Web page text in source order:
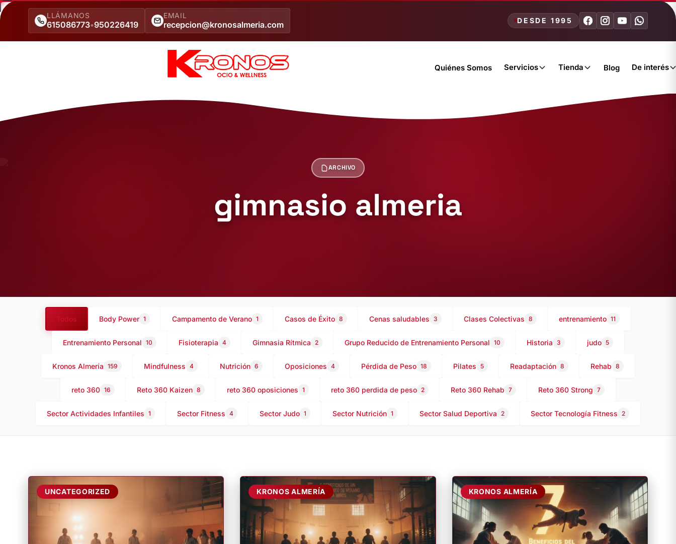
LLÁMANOS
615086773•950226419
EMAIL
recepcion@kronosalmeria.com DESDE 1995
Quiénes Somos Servicios Tienda Blog De interés
ARCHIVO
gimnasio almeria
Todos Body Power 1 Campamento de Verano 1 Casos de Éxito 8 Cenas saludables 3 Clases Colectivas 8 entrenamiento 11
Entrenamiento Personal 10 Fisioterapia 4 Gimnasia Rítmica 2 Grupo Reducido de Entrenamiento Personal 10 Historia 3 judo 5
Kronos Almería 159 Mindfulness 4 Nutrición 6 Oposiciones 4 Pérdida de Peso 18 Pilates 5 Readaptación 8 Rehab 8
reto 360 16 Reto 360 Kaizen 8 reto 360 oposiciones 1 reto 360 perdida de peso 2 Reto 360 Rehab 7 Reto 360 Strong 7
Sector Actividades Infantiles 1 Sector Fitness 4 Sector Judo 1 Sector Nutrición 1 Sector Salud Deportiva 2 Sector Tecnología Fitness 2
UNCATEGORIZED KRONOS ALMERÍA KRONOS ALMERÍA